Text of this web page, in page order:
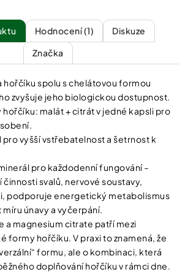
Hodnocení (1)
Diskuze
Značka
hořčíku spolu s chelátovou formou
zvyšuje jeho biologickou dostupnost.
malát + citrát v jedné kapsli pro
pro vyšší vstřebatelnost a šetrnost k
pro každodenní fungování –
činnosti svalů, nervové soustavy,
podporuje energetický metabolismus
únavy a vyčerpání.
a magnesium citrate patří mezi
formy hořčíku. V praxi to znamená, že
formu, ale o kombinaci, která
doplňování hořčíku v rámci dne.